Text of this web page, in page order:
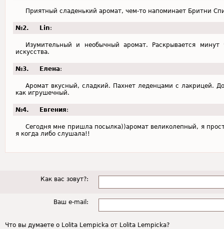
Приятный сладенький аромат, чем-то напоминает Бритни
№2. Lin:
Изумительный и необычный аромат. Раскрывается
искусства.
№3. Елена:
Аромат вкусный, сладкий. Пахнет леденцами с лакрицей.
как игрушечный.
№4. Евгения:
Сегодня мне пришла посылка))аромат великолепный, я
я когда либо слушала!!
Как вас зовут?:
Ваш e-mail:
Что вы думаете о Lolita Lempicka от Lolita Lempicka?